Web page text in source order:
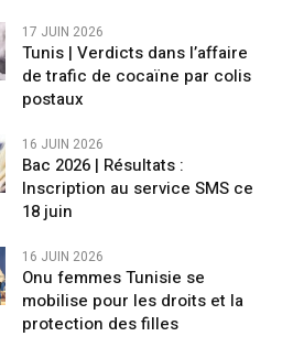
17 JUIN 2026
Tunis | Verdicts dans l’affaire
de trafic de cocaïne par colis
postaux
16 JUIN 2026
Bac 2026 | Résultats :
Inscription au service SMS ce
18 juin
16 JUIN 2026
Onu femmes Tunisie se
mobilise pour les droits et la
protection des filles